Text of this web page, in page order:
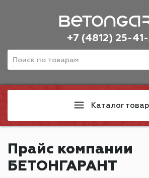
+7 (4812) 25-41-
Каталог
Прайс компании
БЕТОНГАРАНТ